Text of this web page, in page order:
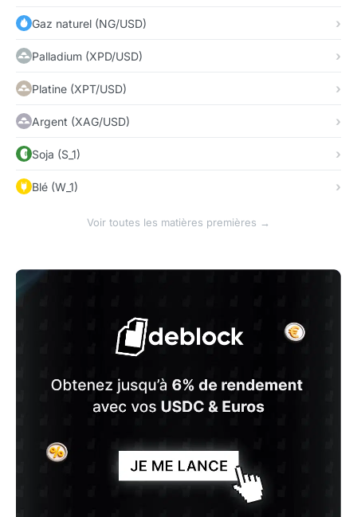
Gaz naturel (NG/USD)
Palladium (XPD/USD)
Platine (XPT/USD)
Argent (XAG/USD)
Soja (S_1)
Blé (W_1)
Voir toutes les matières premières →